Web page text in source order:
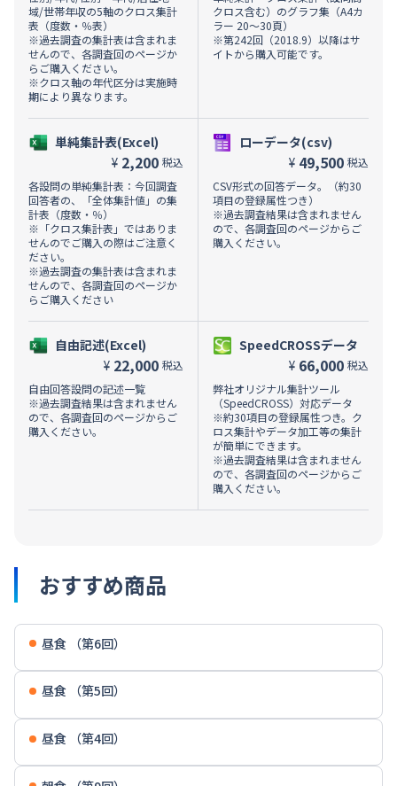
域/世帯年収の5軸のクロス集計
表（度数・％表）
※過去調査の集計表は含まれま
せんので、各調査回のページか
らご購入ください。
※クロス軸の年代区分は実施時
期により異なります。
単純集計表(Excel)
¥ 2,200 税込
各設問の単純集計表：今回調査
回答者の、「全体集計値」の集
計表（度数・％）
※「クロス集計表」ではありま
せんのでご購入の際はご注意く
ださい。
※過去調査の集計表は含まれま
せんので、各調査回のページか
らご購入ください
自由記述(Excel)
¥ 22,000 税込
自由回答設問の記述一覧
※過去調査結果は含まれません
ので、各調査回のページからご
購入ください。
クロス含む）のグラフ集（A4カ
ラー 20～30頁）
※第242回（2018.9）以降はサ
イトから購入可能です。
ローデータ(csv)
¥ 49,500 税込
CSV形式の回答データ。（約30
項目の登録属性つき）
※過去調査結果は含まれません
ので、各調査回のページからご
購入ください。
SpeedCROSSデータ
¥ 66,000 税込
弊社オリジナル集計ツール
（SpeedCROSS）対応データ
※約30項目の登録属性つき。ク
ロス集計やデータ加工等の集計
が簡単にできます。
※過去調査結果は含まれません
ので、各調査回のページからご
購入ください。
おすすめ商品
昼食 （第6回）
昼食 （第5回）
昼食 （第4回）